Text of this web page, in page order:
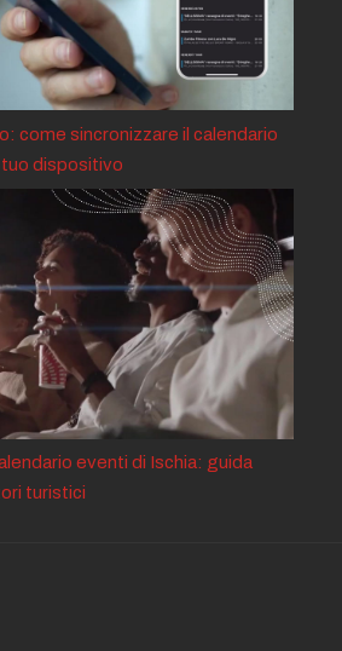
come sincronizzare il calendario
dispositivo
eventi di Ischia: guida
turistici